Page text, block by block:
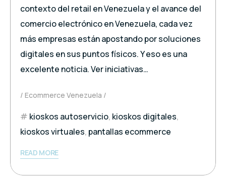
contexto del retail en Venezuela y el avance del
comercio electrónico en Venezuela, cada vez
más empresas están apostando por soluciones
digitales en sus puntos físicos. Y eso es una
excelente noticia. Ver iniciativas…
Ecommerce Venezuela
kioskos autoservicio, kioskos digitales,
kioskos virtuales, pantallas ecommerce
READ MORE